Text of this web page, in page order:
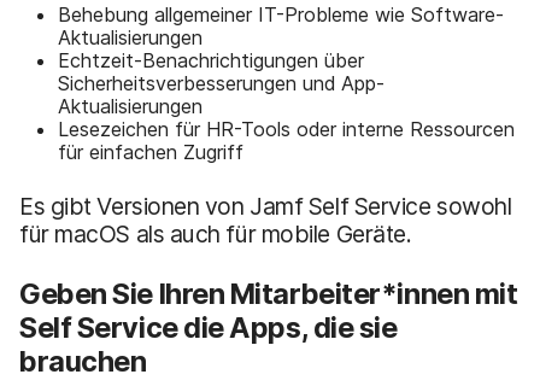
Behebung allgemeiner IT-Probleme wie Software-
Aktualisierungen
Echtzeit-Benachrichtigungen über
Sicherheitsverbesserungen und App-
Aktualisierungen
Lesezeichen für HR-Tools oder interne Ressourcen
für einfachen Zugriff
Es gibt Versionen von Jamf Self Service sowohl
für macOS als auch für mobile Geräte.
Geben Sie Ihren Mitarbeiter*innen mit
Self Service die Apps, die sie
brauchen